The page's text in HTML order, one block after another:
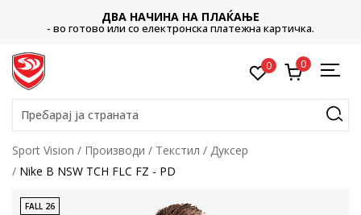
ДВА НАЧИНА НА ПЛАЌАЊЕ
- во готово или со електронска платежна картичка.
0 0
Пребарај ја страната
Sport Vision Производи Текстил
Дуксер
Nike B NSW TCH FLC FZ - PD
FALL 26